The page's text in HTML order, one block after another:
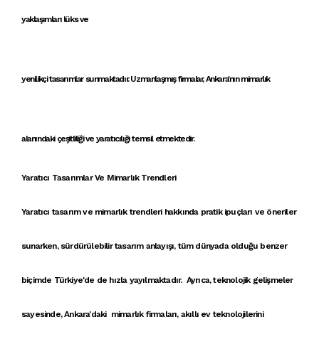
yaklaşımları lüks ve
yenilikçitasarımlarsunmaktadır.Uzmanlaşmış firmalar,Ankara'nın mimarlık
alanındaki çeşitliliği ve yaratıcılığıtemsil etmektedir.
Yaratıcı Tasarımlar Ve Mimarlık Trendleri
Yaratıcı tasarımve mimarlık trendlerihakkında pratik ipuçları ve öneriler
sunarken,sürdürülebilir tasarım anlayışı, tüm dünyada olduğu benzer
biçimde Türkiye'de de hızla yayılmaktadır. Ayrıca, teknolojik gelişmeler
sayesinde,Ankara'daki mimarlık firmaları, akıllı ev teknolojilerini